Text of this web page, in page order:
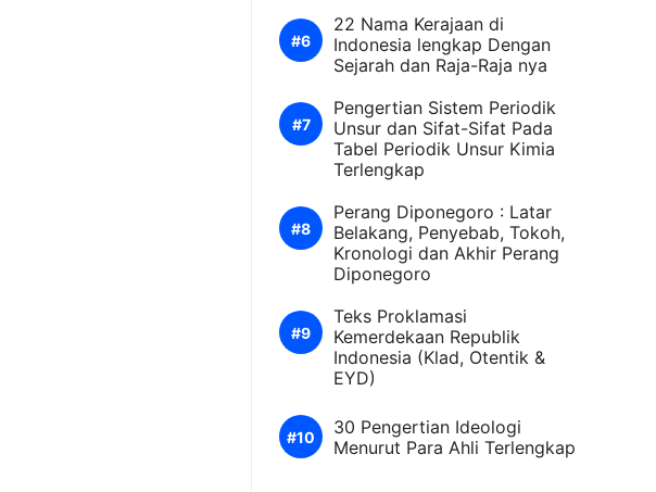
22 Nama Kerajaan di
Indonesia lengkap Dengan
Sejarah dan Raja-Raja nya
Pengertian Sistem Periodik
Unsur dan Sifat-Sifat Pada
Tabel Periodik Unsur Kimia
Terlengkap
Perang Diponegoro : Latar
Belakang, Penyebab, Tokoh,
Kronologi dan Akhir Perang
Diponegoro
Teks Proklamasi
Kemerdekaan Republik
Indonesia (Klad, Otentik &
EYD)
30 Pengertian Ideologi
Menurut Para Ahli Terlengkap